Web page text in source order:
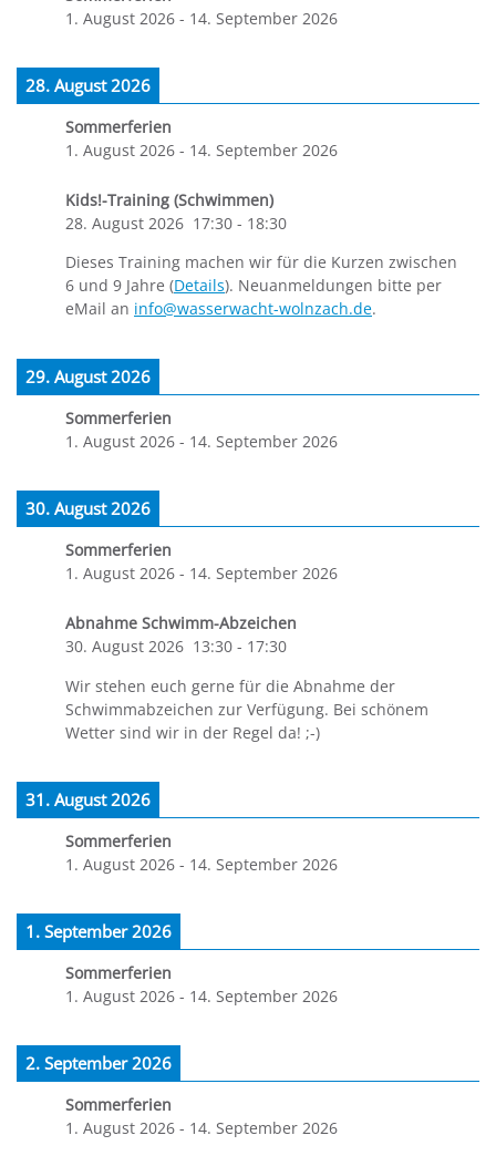
1. August 2026 - 14. September 2026
28. August 2026
Sommerferien
1. August 2026 - 14. September 2026
Kids!-Training (Schwimmen)
28. August 2026 17:30 - 18:30
Dieses Training machen wir für die Kurzen zwischen
6 und 9 Jahre (Details). Neuanmeldungen bitte per
eMail an info@wasserwacht-wolnzach.de.
29. August 2026
Sommerferien
1. August 2026 - 14. September 2026
30. August 2026
Sommerferien
1. August 2026 - 14. September 2026
Abnahme Schwimm-Abzeichen
30. August 2026 13:30 - 17:30
Wir stehen euch gerne für die Abnahme der
Schwimmabzeichen zur Verfügung. Bei schönem
Wetter sind wir in der Regel da! ;-)
31. August 2026
Sommerferien
1. August 2026 - 14. September 2026
1. September 2026
Sommerferien
1. August 2026 - 14. September 2026
2. September 2026
Sommerferien
1. August 2026 - 14. September 2026